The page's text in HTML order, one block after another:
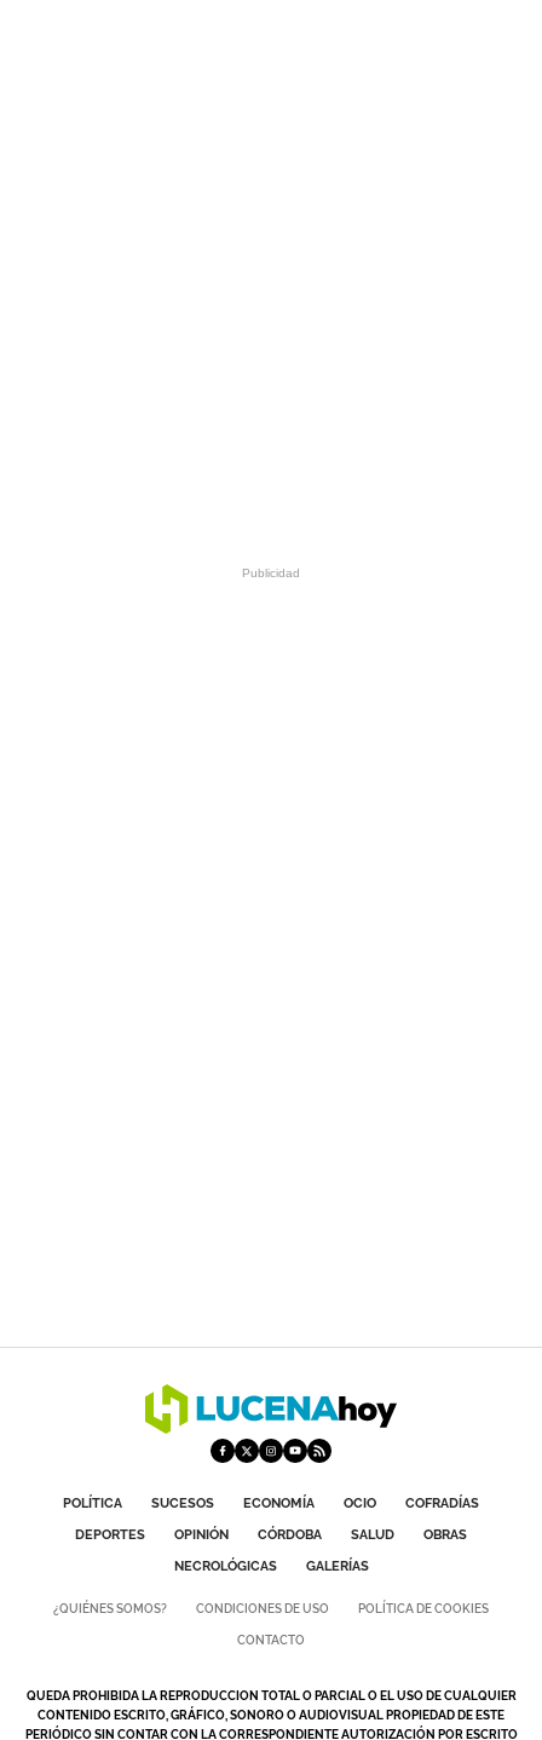
POLÍTICA SUCESOS ECONOMÍA OCIO
COFRADÍAS
DEPORTES
OPINIÓN CÓRDOBA SALUD
OBRAS
NECROLÓGICAS
GALERÍAS
¿QUIÉNES SOMOS? CONDICIONES DE USO POLÍTICA DE COOKIES
CONTACTO
QUEDA PROHIBIDA LA REPRODUCCION TOTAL O PARCIAL O EL USO DE CUALQUIER
CONTENIDO ESCRITO, GRÁFICO, SONORO O AUDIOVISUAL PROPIEDAD DE ESTE
PERIÓDICO SIN CONTAR CON LA CORRESPONDIENTE AUTORIZACIÓN POR ESCRITO